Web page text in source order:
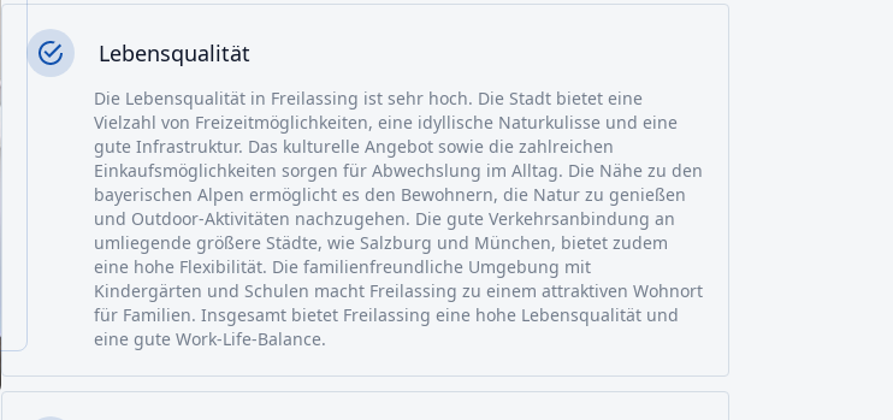
Lebensqualität
Die Lebensqualität in Freilassing ist sehr hoch. Die Stadt bietet eine
Vielzahl von Freizeitmöglichkeiten, eine idyllische Naturkulisse und eine
gute Infrastruktur. Das kulturelle Angebot sowie die zahlreichen
Einkaufsmöglichkeiten sorgen für Abwechslung im Alltag. Die Nähe zu den
bayerischen Alpen ermöglicht es den Bewohnern, die Natur zu genießen
und Outdoor-Aktivitäten nachzugehen. Die gute Verkehrsanbindung an
umliegende größere Städte, wie Salzburg und München, bietet zudem
eine hohe Flexibilität. Die familienfreundliche Umgebung mit
Kindergärten und Schulen macht Freilassing zu einem attraktiven Wohnort
für Familien. Insgesamt bietet Freilassing eine hohe Lebensqualität und
eine gute Work-Life-Balance.